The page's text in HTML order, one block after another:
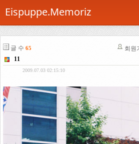
Eispuppe.Memoriz
로그인
About
AboutTori
Photo
Gallery
Snaps
B Cut
글 수 65 회원
11
2009.07.03 02:15:10